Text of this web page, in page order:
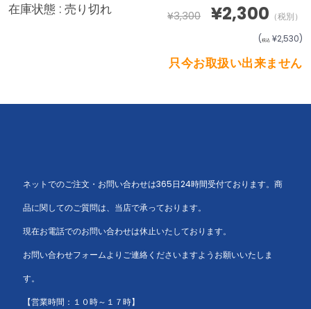
在庫状態 :売り切れ ¥3,300 ¥2,300 （税別）
(税込 ¥2,530)
只今お取扱い出来ません
ネットでのご注文・お問い合わせは365日24時間受付ております。商
品に関してのご質問は、当店で承っております。
現在お電話でのお問い合わせは休止いたしております。
お問い合わせフォームよりご連絡くださいますようお願いいたしま
す。
【営業時間：１０時～１７時】